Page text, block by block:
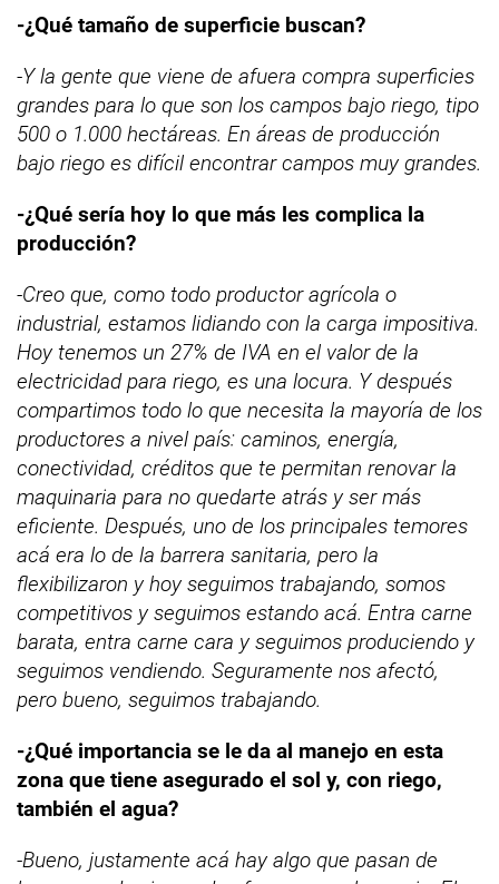
-¿Qué tamaño de superficie buscan?
-Y la gente que viene de afuera compra superficies
grandes para lo que son los campos bajo riego, tipo
500 o 1.000 hectáreas. En áreas de producción
bajo riego es difícil encontrar campos muy grandes.
-¿Qué sería hoy lo que más les complica la
producción?
-Creo que, como todo productor agrícola o
industrial, estamos lidiando con la carga impositiva.
Hoy tenemos un 27% de IVA en el valor de la
electricidad para riego, es una locura. Y después
compartimos todo lo que necesita la mayoría de los
productores a nivel país: caminos, energía,
conectividad, créditos que te permitan renovar la
maquinaria para no quedarte atrás y ser más
eficiente. Después, uno de los principales temores
acá era lo de la barrera sanitaria, pero la
flexibilizaron y hoy seguimos trabajando, somos
competitivos y seguimos estando acá. Entra carne
barata, entra carne cara y seguimos produciendo y
seguimos vendiendo. Seguramente nos afectó,
pero bueno, seguimos trabajando.
-¿Qué importancia se le da al manejo en esta
zona que tiene asegurado el sol y, con riego,
también el agua?
-Bueno, justamente acá hay algo que pasan de